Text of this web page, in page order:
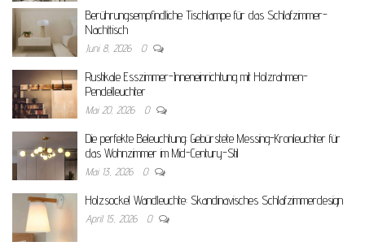
Berührungsempfindliche Tischlampe für das Schlafzimmer-
Nachttisch
Juni 8, 2026 0
Rustikale Esszimmer-Inneneinrichtung mit Holzrahmen-
Pendelleuchter
Mai 20, 2026 0
Die perfekte Beleuchtung: Gebürstete Messing-Kronleuchter für
das Wohnzimmer im Mid-Century-Stil
Mai 13, 2026 0
Holzsockel Wandleuchte: Skandinavisches Schlafzimmerdesign
April 15, 2026 0